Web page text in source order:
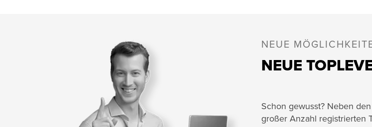
NEUE
NEUE
Schon gewusst? Neben
großer Anzahl registrierten